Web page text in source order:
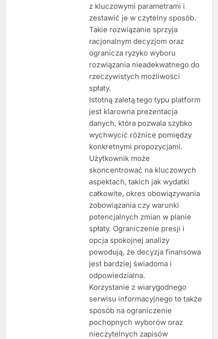
z kluczowymi parametrami i
zestawić je w czytelny sposób.
Takie rozwiązanie sprzyja
racjonalnym decyzjom oraz
ogranicza ryzyko wyboru
rozwiązania nieadekwatnego do
rzeczywistych możliwości
spłaty.
Istotną zaletą tego typu platform
jest klarowna prezentacja
danych, która pozwala szybko
wychwycić różnice pomiędzy
konkretnymi propozycjami.
Użytkownik może
skoncentrować na kluczowych
aspektach, takich jak wydatki
całkowite, okres obowiązywania
zobowiązania czy warunki
potencjalnych zmian w planie
spłaty. Ograniczenie presji i
opcja spokojnej analizy
powodują, że decyzja finansowa
jest bardziej świadoma i
odpowiedzialna.
Korzystanie z wiarygodnego
serwisu informacyjnego to także
sposób na ograniczenie
pochopnych wyborów oraz
nieczytelnych zapisów